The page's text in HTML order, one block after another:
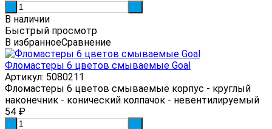
В наличии
Быстрый просмотр
В избранноеСравнение
Фломастеры 6 цветов смываемые Goal
Артикул: 5080211
Фломастеры 6 цветов смываемые корпус - круглый
наконечник - конический колпачок - невентилируемый
54 ₽